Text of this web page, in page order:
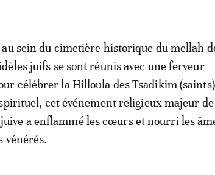
sein du cimetière historique du mellah
juifs se sont réunis avec une ferveur
célébrer la Hilloula des Tsadikim
cet événement religieux majeur de
a enflammé les cœurs et nourri les
vénérés.